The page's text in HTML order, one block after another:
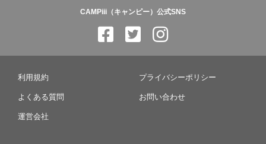
CAMPiii（キャンピー）公式SNS
利用規約 プライバシーポリシー
よくある質問 お問い合わせ
運営会社